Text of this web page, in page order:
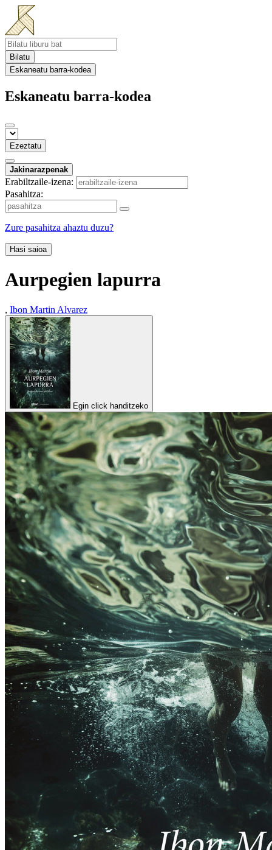
Bilatu
Eskaneatu barra-kodea
Eskaneatu barra-kodea
Ezeztatu
Jakinarazpenak
Erabiltzaile-izena:
Pasahitza:
Zure pasahitza ahaztu duzu?
Hasi saioa
Aurpegien lapurra
, Ibon Martin Alvarez
Egin click handitzeko